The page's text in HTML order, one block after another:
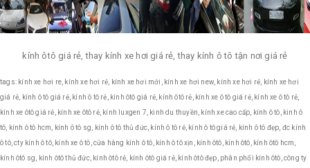
kính ôtô giá rẻ, thay kính xe hơi giá rẻ, thay kính ô tô tận nơi giá rẻ
tags: kính xe hơi re, kính xe hơi rẻ, kính xe hơi mới, kính xe hơi new, kính xe hơi rẻ, kính xe hơi
giá rẻ, kính ô tô giá rẻ, kính ô tô rẻ, kính ôtô giá rẻ, kính ôtô rẻ, kính xe ô tô giá rẻ, kính xe ô tô rẻ,
kính xe ôtô giá rẻ, kính xe ôtô rẻ, kính luxgen 7, kinh du thuyền, kính xe cao cấp, kính ô tô, kinh ô
tô, kính ô tô hcm, kính ô tô sg, kính ô tô thủ đức, kính ô tô rẻ, kính ô tô giá rẻ, kính ô tô đẹp, đc kính
ô tô, cty kính ô tô, kính xe ô tô, cửa hàng kính ô tô, kính ô tô xịn, kính ôtô, kinh ôtô, kính ôtô hcm,
kính ôtô sg, kính ôtô thủ đức, kính ôtô rẻ, kính ôtô giá rẻ, kính ôtô đẹp, phân phối kính ôtô, công ty